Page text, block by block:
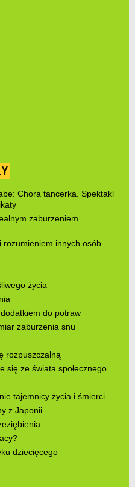
Chora tancerka. Spektakl
zaburzeniem
rozumieniem innych osób
życia
do potraw
zaburzenia snu
rozpuszczalną
się ze świata społecznego
tajemnicy życia i śmierci
z Japonii
dziecięcego